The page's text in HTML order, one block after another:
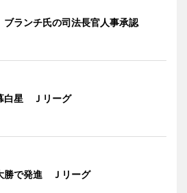
ブランチ氏の司法長官人事承認
白星 Ｊリーグ
勝で発進 Ｊリーグ